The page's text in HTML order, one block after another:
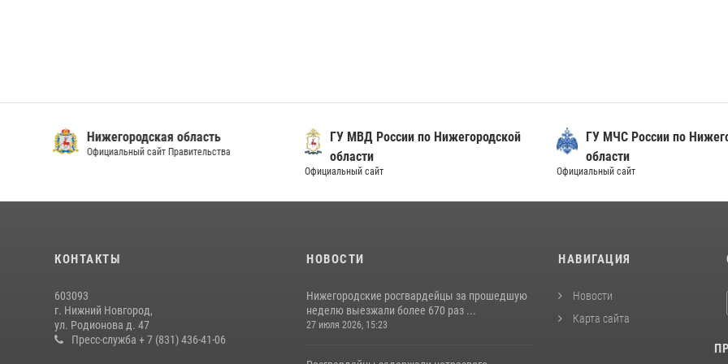
Нижегородская область
Официальный сайт Правительства
ГУ МВД России по Нижегородской
области
Официальный сайт
ГУ МЧС России по
области
Официальный сайт
КОНТАКТЫ
603093
г. Нижний Новгород,
ул. Родионова д. 47
Пресс-служба + 7 (831) 436-41-06
НОВОСТИ
Нижегородские росгвардейцы за прошедшую
неделю выезжали более 670 раз ...
27 июля 2026, 15:23
НАВИГАЦИЯ
Новости
Карта сайта